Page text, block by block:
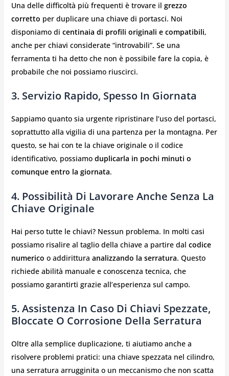
Una delle difficoltà più frequenti è trovare il grezzo
corretto per duplicare una chiave di portasci. Noi
disponiamo di centinaia di profili originali e compatibili,
anche per chiavi considerate “introvabili”. Se una
ferramenta ti ha detto che non è possibile fare la copia, è
probabile che noi possiamo riuscirci.
3. Servizio Rapido, Spesso In Giornata
Sappiamo quanto sia urgente ripristinare l’uso del portasci,
soprattutto alla vigilia di una partenza per la montagna. Per
questo, se hai con te la chiave originale o il codice
identificativo, possiamo duplicarla in pochi minuti o
comunque entro la giornata.
4. Possibilità Di Lavorare Anche Senza La
Chiave Originale
Hai perso tutte le chiavi? Nessun problema. In molti casi
possiamo risalire al taglio della chiave a partire dal codice
numerico o addirittura analizzando la serratura. Questo
richiede abilità manuale e conoscenza tecnica, che
possiamo garantirti grazie all’esperienza sul campo.
5.Assistenza In Caso Di Chiavi Spezzate,
Bloccate O Corrosione Della Serratura
Oltre alla semplice duplicazione, ti aiutiamo anche a
risolvere problemi pratici: una chiave spezzata nel cilindro,
una serratura arrugginita o un meccanismo che non scatta